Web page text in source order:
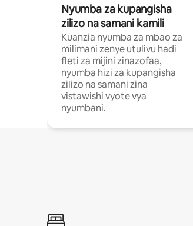
Nyumba za kupangisha
zilizo na samani kamili
Kuanzia nyumba za mbao za
milimani zenye utulivu hadi
fleti za mijini zinazofaa,
nyumba hizi za kupangisha
zilizo na samani zina
vistawishi vyote vya
nyumbani.